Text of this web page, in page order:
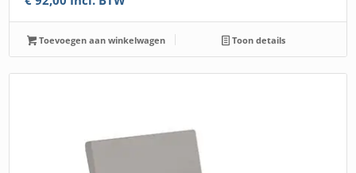
Toevoegen aan winkelwagen Toon details